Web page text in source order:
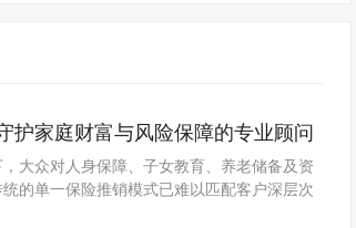
家庭财富与风险保障的专业顾问
大众对人身保障、子女教育、养老储备及资
的单一保险推销模式已难以匹配客户深层次